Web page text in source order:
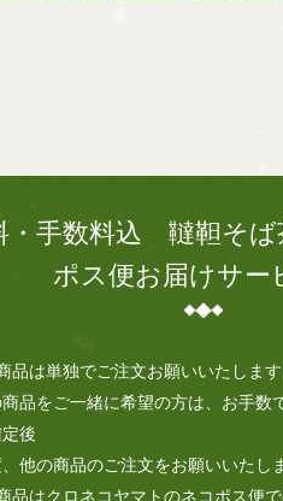
・手数料込 韃靼そば
ポス便お届けサー
品は単独でご注文お願いいたします
品をご一緒に希望の方は、お手数
後
他の商品のご注文をお願いいたし
品はクロネコヤマトのネコポス便